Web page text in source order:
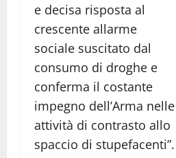
e decisa risposta al
crescente allarme
sociale suscitato dal
consumo di droghe e
conferma il costante
impegno dell’Arma nelle
attività di contrasto allo
spaccio di stupefacenti”.